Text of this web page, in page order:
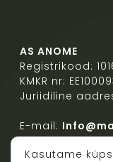
AS ANOME
Registrikood:
KMKR nr:
Juriidiline
E-mail:
Kasutame